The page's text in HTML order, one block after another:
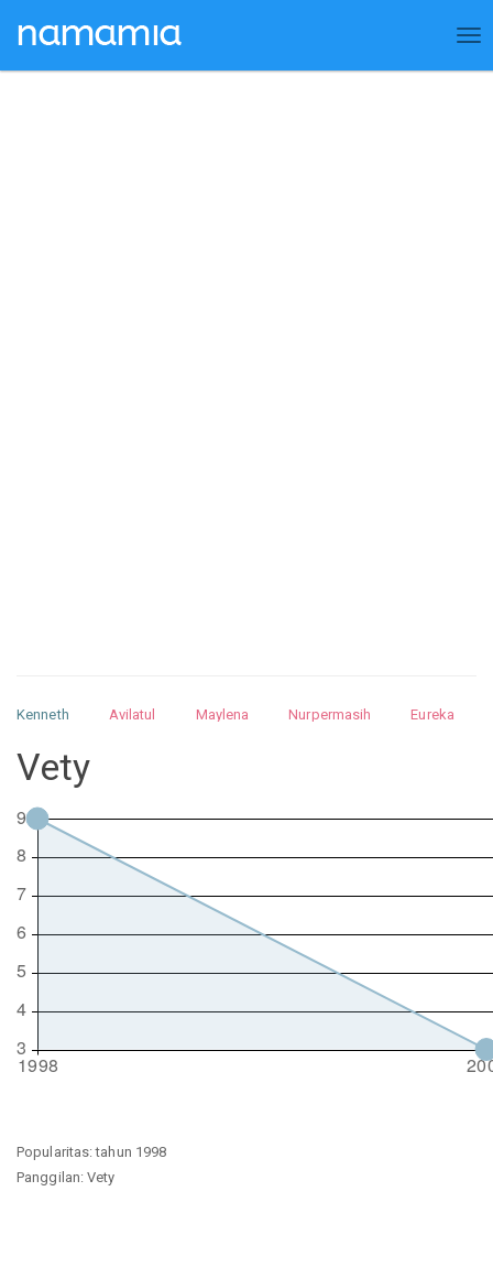
Kenneth Avilatul Maylena Nurpermasih
Eureka
Nurhilman
Vety
Popularitas: tahun 1998
Panggilan: Vety